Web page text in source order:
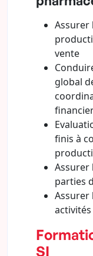
Assurer
vente
global
finis à
Assurer
parties
Assurer
activités
SI